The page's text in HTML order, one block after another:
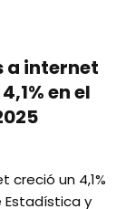
a internet
en el
creció un 4,1%
Estadística y